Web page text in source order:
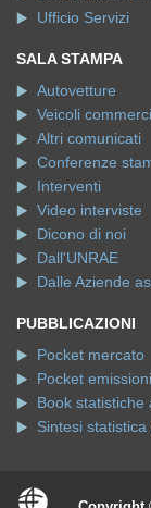
Ufficio Servizi
SALA STAMPA
Autovetture
Veicoli
Altri comunicati
Conferenze
Interventi
Video interviste
Dicono di noi
Dall'UNRAE
Dalle Aziende
PUBBLICAZIONI
Pocket mercato
Pocket emissioni
Book statistiche
Sintesi